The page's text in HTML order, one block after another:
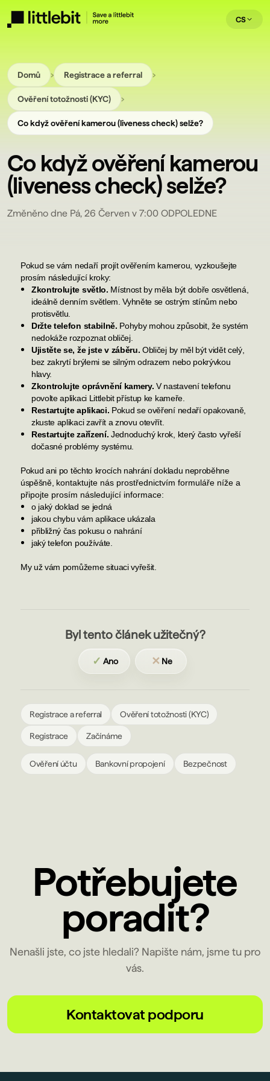
CS
Domů › Registrace a referral ›
Ověření totožnosti (KYC) ›
Co když ověření kamerou (liveness check) selže?
Co když ověření kamerou
(liveness check) selže?
Změněno dne Pá, 26 Červen v 7:00 ODPOLEDNE
Pokud se vám nedaří projít ověřením kamerou, vyzkoušejte
prosím následující kroky:
Zkontrolujte světlo. Místnost by měla být dobře osvětlená,
ideálně denním světlem. Vyhněte se ostrým stínům nebo
protisvětlu.
Držte telefon stabilně. Pohyby mohou způsobit, že systém
nedokáže rozpoznat obličej.
Ujistěte se, že jste v záběru. Obličej by měl být vidět celý,
bez zakrytí brýlemi se silným odrazem nebo pokrývkou
hlavy.
Zkontrolujte oprávnění kamery. V nastavení telefonu
povolte aplikaci Littlebit přístup ke kameře.
Restartujte aplikaci. Pokud se ověření nedaří opakovaně,
zkuste aplikaci zavřít a znovu otevřít.
Restartujte zařízení. Jednoduchý krok, který často vyřeší
dočasné problémy systému.
Pokud ani po těchto krocích nahrání dokladu neproběhne
úspěšně, kontaktujte nás prostřednictvím formuláře níže a
připojte prosím následující informace:
o jaký doklad se jedná
jakou chybu vám aplikace ukázala
přibližný čas pokusu o nahrání
jaký telefon používáte.
My už vám pomůžeme situaci vyřešit.
Byl tento článek užitečný?
✓ Ano ✕ Ne
Registrace a referral Ověření totožnosti (KYC)
Registrace Začínáme
Ověření účtu Bankovní propojení Bezpečnost
Potřebujete
poradit?
Nenašli jste, co jste hledali? Napište nám, jsme tu pro
vás.
Kontaktovat podporu